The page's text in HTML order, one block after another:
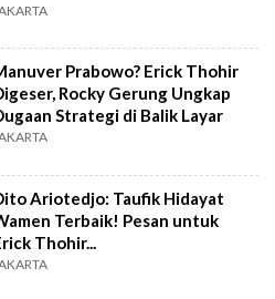
Prabowo? Erick Thohir
Rocky Gerung Ungkap
Strategi di Balik Layar
Ariotedjo: Taufik Hidayat
Terbaik! Pesan untuk
Thohir...